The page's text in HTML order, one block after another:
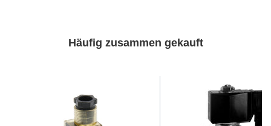
Häufig zusammen gekauft